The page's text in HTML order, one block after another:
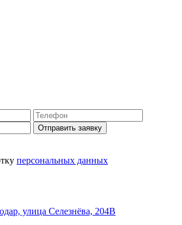
Отправить заявку
персональных данных
улица Селезнёва, 204В